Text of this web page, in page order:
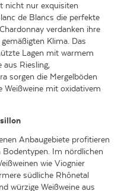
nicht nur exquisiten
de Blancs die perfekte
verdanken ihre
Klima. Das
Lagen mit warmem
Riesling,
sorgen die Mergelböden
Weißweine mit oxidativem
Anbaugebiete profitieren
Im nördlichen
wie Viognier
südliche Rhônetal
würzige Weißweine aus